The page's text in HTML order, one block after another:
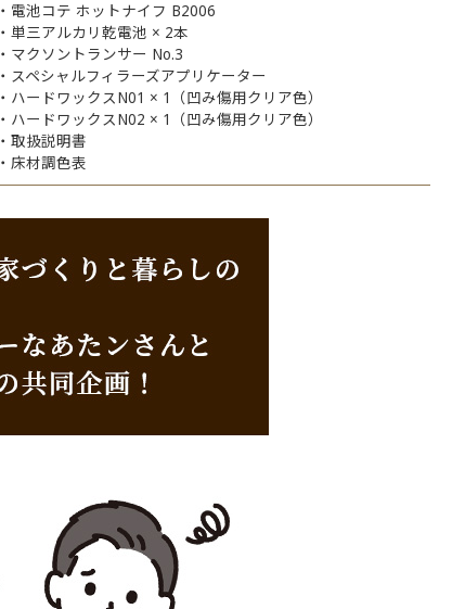
・電池コテ ホットナイフ B2006
・単三アルカリ乾電池 × 2本
・マクソントランサー No.3
・スペシャルフィラーズアプリケーター
・ハードワックスN01 × 1（凹み傷用クリア色）
・ハードワックスN02 × 1（凹み傷用クリア色）
・取扱説明書
・床材調色表